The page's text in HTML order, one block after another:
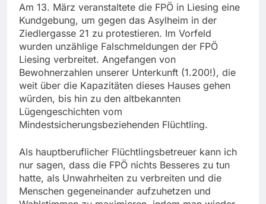
Am 13. März veranstaltete die FPÖ in Liesing eine
Kundgebung, um gegen das Asylheim in der
Ziedlergasse 21 zu protestieren. Im Vorfeld
wurden unzählige Falschmeldungen der FPÖ
Liesing verbreitet. Angefangen von
Bewohnerzahlen unserer Unterkunft (1.200!), die
weit über die Kapazitäten dieses Hauses gehen
würden, bis hin zu den altbekannten
Lügengeschichten vom
Mindestsicherungsbeziehenden Flüchtling.
Als hauptberuflicher Flüchtlingsbetreuer kann ich
nur sagen, dass die FPÖ nichts Besseres zu tun
hatte, als Unwahrheiten zu verbreiten und die
Menschen gegeneinander aufzuhetzen und